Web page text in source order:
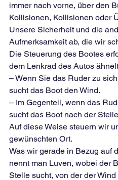
immer nach vorne, über den
Kollisionen, Kollisionen oder
Unsere Sicherheit und die
Aufmerksamkeit ab, die wir
Die Steuerung des Bootes
dem Lenkrad des Autos
– Wenn Sie das Ruder zu
sucht das Boot den Wind.
– Im Gegenteil, wenn das
sucht das Boot nach der
Auf diese Weise steuern wir
gewünschten Ort.
Was wir gerade in Bezug auf
nennt man Luven, wobei der
Stelle sucht, von der der